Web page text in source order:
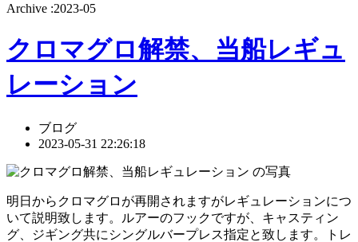
Archive :2023-05
クロマグロ解禁、当船レギュ
レーション
ブログ
2023-05-31 22:26:18
明日からクロマグロが再開されますがレギュレーションにつ
いて説明致します。ルアーのフックですが、キャスティン
グ、ジギング共にシングルバープレス指定と致します。トレ